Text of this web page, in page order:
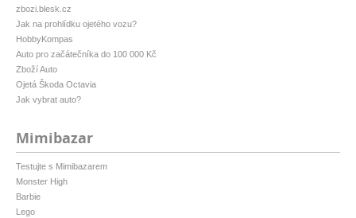
zbozi.blesk.cz
Jak na prohlídku ojetého vozu?
HobbyKompas
Auto pro začátečníka do 100 000 Kč
Zboží Auto
Ojetá Škoda Octavia
Jak vybrat auto?
Mimibazar
Testujte s Mimibazarem
Monster High
Barbie
Lego